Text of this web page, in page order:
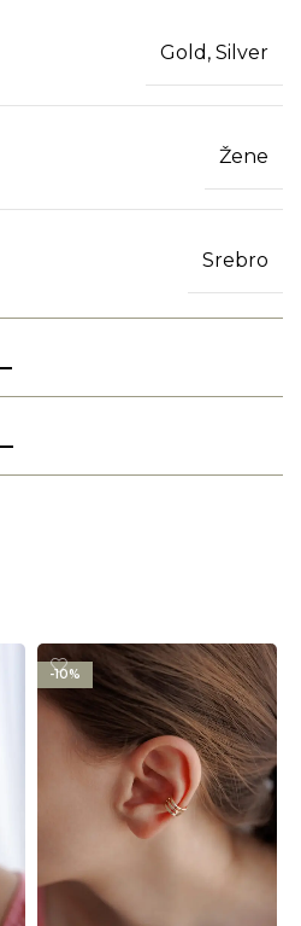
Gold, Silver
Žene
Srebro
-10%